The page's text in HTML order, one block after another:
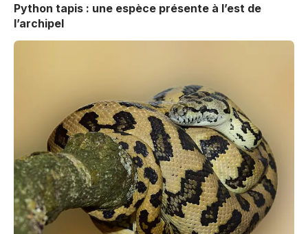
Python tapis : une espèce présente à l’est de
l’archipel